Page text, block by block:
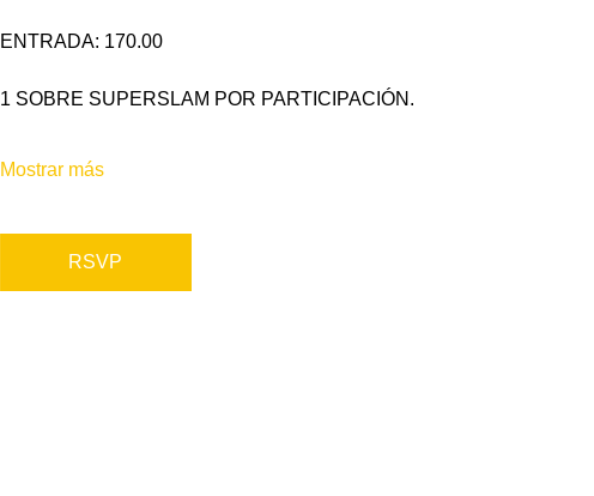
ENTRADA: 170.00
1 SOBRE SUPERSLAM POR PARTICIPACIÓN.
Mostrar más
RSVP